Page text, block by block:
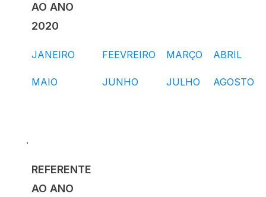
AO ANO
2020
JANEIRO FEEVREIRO MARÇO ABRIL
MAIO JUNHO JULHO AGOSTO
.
REFERENTE
AO ANO